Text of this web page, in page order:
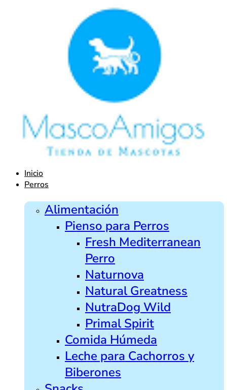
Inicio
Perros
Alimentación
Pienso para Perros
Fresh Mediterranean
Perro
Naturnova
Natural Greatness
NutraDog Wild
Primal Spirit
Comida Húmeda
Leche para Cachorros y
Biberones